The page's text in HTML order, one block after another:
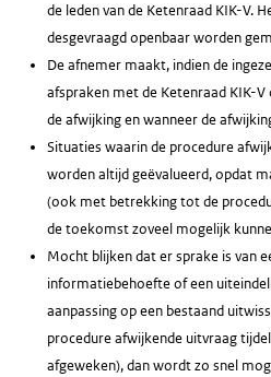
de leden van de Ketenraad KIK-V.
desgevraagd openbaar worden
De afnemer maakt, indien de
afspraken met de Ketenraad KIK-V
de afwijking en wanneer de
Situaties waarin de procedure
worden altijd geëvalueerd, opdat
(ook met betrekking tot de
de toekomst zoveel mogelijk
Mocht blijken dat er sprake is van
informatiebehoefte of een
aanpassing op een bestaand
procedure afwijkende uitvraag
afgeweken), dan wordt zo snel